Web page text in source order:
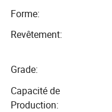
Forme:
Revêtement:
Grade:
Capacité de
Production: